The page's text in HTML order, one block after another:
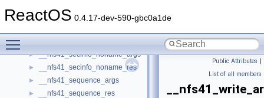
ReactOS 0.4.17-dev-590-gbc0a1de
► __nfs41_rpc_clnt
► __nfs41_secinfo_noname_args
► __nfs41_secinfo_noname_res
► __nfs41_sequence_args
► __nfs41_sequence_res
Public Attributes |
List of all members